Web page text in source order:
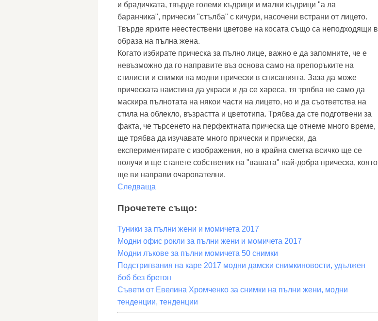
и брадичката, твърде големи къдрици и малки къдрици "а ла
баранчика", прически "стълба" с кичури, насочени встрани от лицето.
Твърде ярките неестествени цветове на косата също са неподходящи в
образа на пълна жена.
Когато избирате прическа за пълно лице, важно е да запомните, че е
невъзможно да го направите въз основа само на препоръките на
стилисти и снимки на модни прически в списанията. Заза да може
прическата наистина да украси и да се хареса, тя трябва не само да
маскира пълнотата на някои части на лицето, но и да съответства на
стила на облекло, възрастта и цветотипа. Трябва да сте подготвени за
факта, че търсенето на перфектната прическа ще отнеме много време,
ще трябва да изучавате много прически и прически, да
експериментирате с изображения, но в крайна сметка всичко ще се
получи и ще станете собственик на "вашата" най-добра прическа, която
ще ви направи очарователни.
Следваща
Прочетете също:
Туники за пълни жени и момичета 2017
Модни офис рокли за пълни жени и момичета 2017
Модни лъкове за пълни момичета 50 снимки
Подстригвания на каре 2017 модни дамски снимкиновости, удължен
боб без бретон
Съвети от Евелина Хромченко за снимки на пълни жени, модни
тенденции, тенденции